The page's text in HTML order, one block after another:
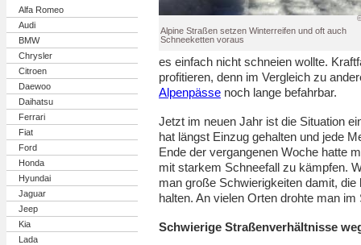
Alfa Romeo
Audi
BMW
Chrysler
Citroen
Daewoo
Daihatsu
Ferrari
Fiat
Ford
Honda
Hyundai
Jaguar
Jeep
Kia
Lada
Alpine Straßen setzen Winterreifen und oft auch
Schneeketten voraus
es einfach nicht schneien wollte.
profitieren, denn im Vergleich zu
Alpenpässe noch lange befahrbar.
Jetzt im neuen Jahr ist die Situation
hat längst Einzug gehalten und jede
Ende der vergangenen Woche hatte
mit starkem Schneefall zu kämpfen.
man große Schwierigkeiten damit,
halten. An vielen Orten drohte man
Schwierige Straßenverhältnisse